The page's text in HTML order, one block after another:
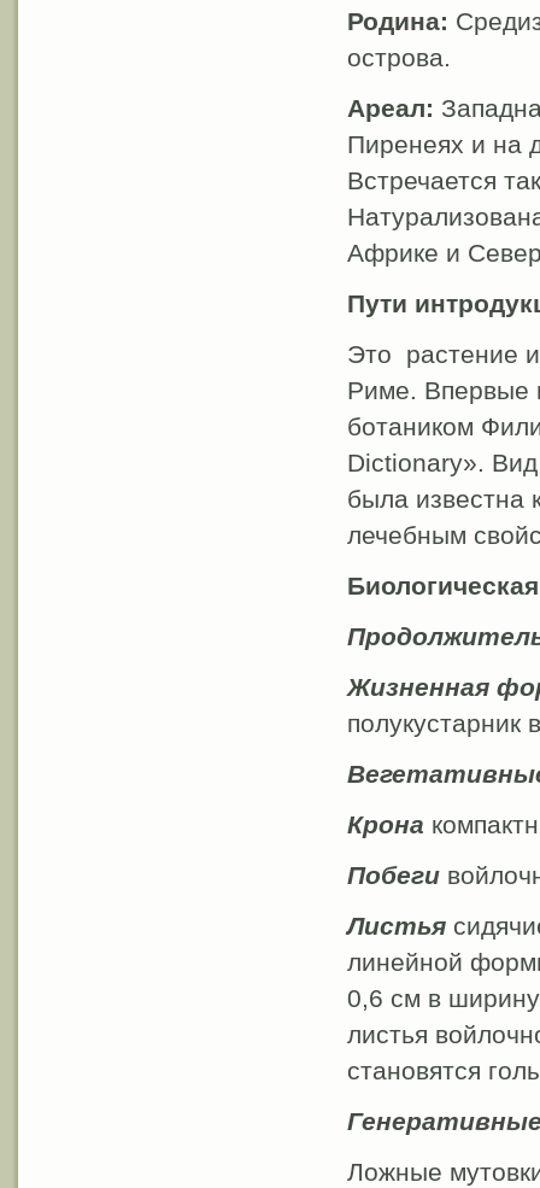
Родина:
острова.
Ареал:
Пиренеях и на
Встречается
Африке и
Пути
Это растение
Риме. Впервые
ботаником
Dictionary».
была известна
лечебным
Жизненная
полукустарник
Крона
Побеги
Листья
линейной
0,6 см в
листья
становятся
Ложные